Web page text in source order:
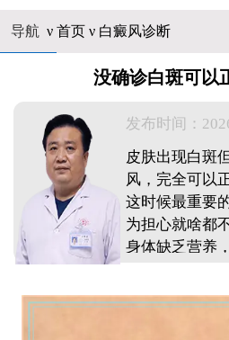
导航 ν 首页ν 白癜风诊断
没确诊白斑可以
发布时间：
皮肤出现白斑
风，完全可以
这时候最重要
为担心就啥都
身体缺乏营养
除非吃完明显